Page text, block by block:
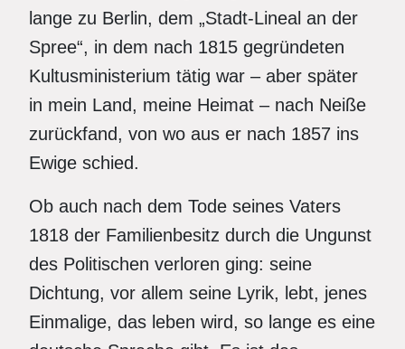
lange zu Berlin, dem „Stadt-Lineal an der
Spree“, in dem nach 1815 gegründeten
Kultusministerium tätig war – aber später
in mein Land, meine Heimat – nach Neiße
zurückfand, von wo aus er nach 1857 ins
Ewige schied.
Ob auch nach dem Tode seines Vaters
1818 der Familienbesitz durch die Ungunst
des Politischen verloren ging: seine
Dichtung, vor allem seine Lyrik, lebt, jenes
Einmalige, das leben wird, so lange es eine